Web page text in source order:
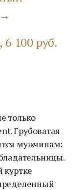
100 руб.
только
Грубоватая
мужчинам:
куртке